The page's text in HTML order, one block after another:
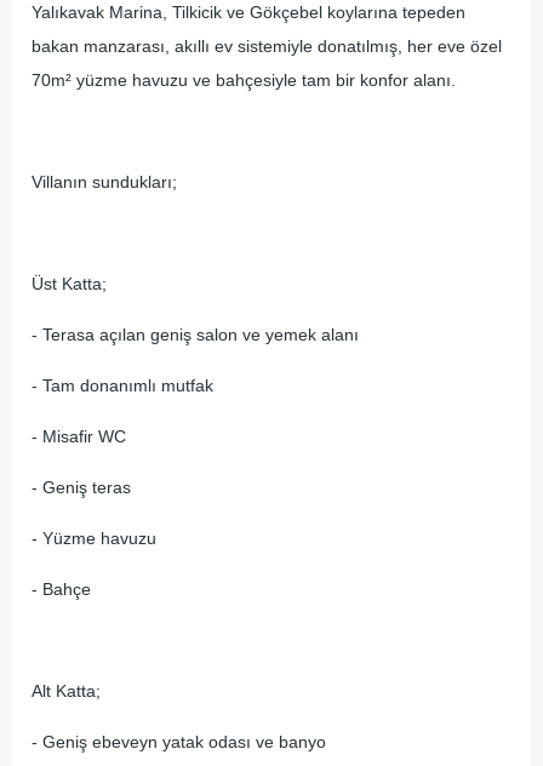
Yalıkavak Marina, Tilkicik ve Gökçebel koylarına tepeden
bakan manzarası, akıllı ev sistemiyle donatılmış, her eve özel
70m² yüzme havuzu ve bahçesiyle tam bir konfor alanı.
Villanın sundukları;
Üst Katta;
- Terasa açılan geniş salon ve yemek alanı
- Tam donanımlı mutfak
- Misafir WC
- Geniş teras
- Yüzme havuzu
- Bahçe
Alt Katta;
- Geniş ebeveyn yatak odası ve banyo